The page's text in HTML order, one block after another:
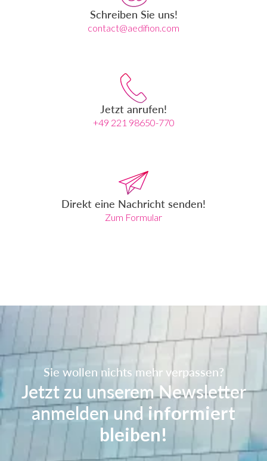
Schreiben Sie uns!
contact@aedifion.com
Jetzt anrufen!
+49 221 98650-770
Direkt eine Nachricht senden!
Zum Formular
Sie wollen nichts mehr verpassen?
Jetzt zu unserem Newsletter
anmelden und informiert
bleiben!